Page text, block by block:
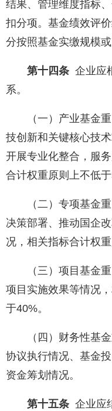
结果、管理维度指标
扣分项。基金绩效评
分按照基金实缴规模
第十四条 企业应
系。
（一）产业基金重
技创新和关键核心技
开展专业化整合，服
合计权重原则上不低于
（二）专项基金重
决策部署、推动国企
况，相关指标合计权
（三）项目基金重
项目实施效果等情况
于40%。
（四）财务性基金
协议执行情况、基金
资金筹划情况。
第十五条 企业应